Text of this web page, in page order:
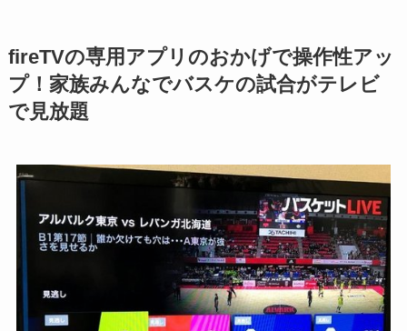
fireTVの専用アプリのおかげで操作性アッ
プ！家族みんなでバスケの試合がテレビ
で見放題